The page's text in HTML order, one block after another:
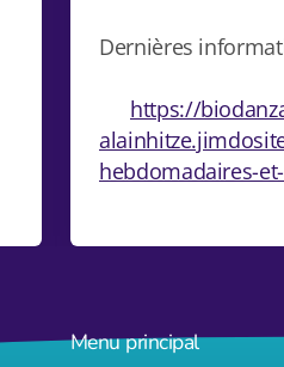
Dernières
https://
hebdomadaires-
Menu principal